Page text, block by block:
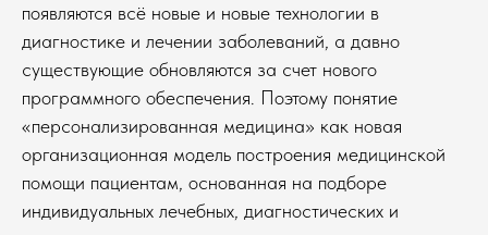
появляются всё новые и новые технологии в
диагностике и лечении заболеваний, а давно
существующие обновляются за счет нового
программного обеспечения. Поэтому понятие
«персонализированная медицина» как новая
организационная модель построения медицинской
помощи пациентам, основанная на подборе
индивидуальных лечебных, диагностических и